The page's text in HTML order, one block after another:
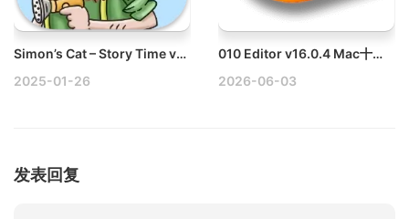
Simon’s Cat – Story Time v1.45.0 Mac西蒙的猫-故事时刻
2025-01-26
010 Editor v16.0.4 Mac十六进制编辑器破解版
2026-06-03
发表回复